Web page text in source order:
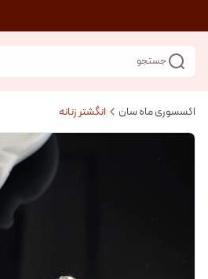
جستجو
اکسسوری ماه سان انگشتر زنانه